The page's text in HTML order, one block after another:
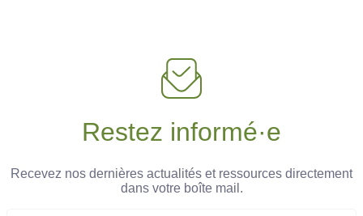
Restez informé·e
Recevez nos dernières actualités et ressources directement
dans votre boîte mail.